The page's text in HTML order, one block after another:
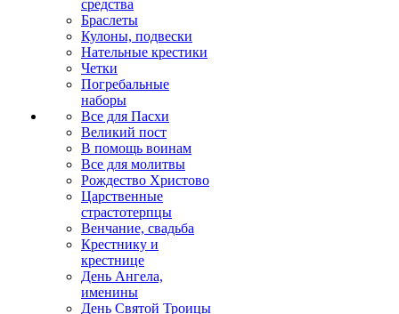
средства
Браслеты
Кулоны, подвески
Нательные крестики
Четки
Погребальные
наборы
Все для Пасхи
Великий пост
В помощь воинам
Все для молитвы
Рождество Христово
Царственные
страстотерпцы
Венчание, свадьба
Крестнику и
крестнице
День Ангела,
именины
День Святой Троицы